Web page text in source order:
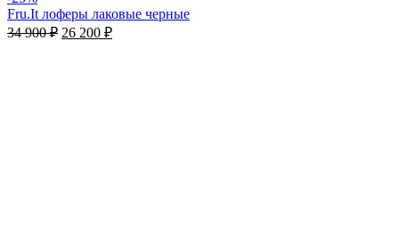
Fru.It лоферы лаковые черные
34 900₽ 26 200 ₽